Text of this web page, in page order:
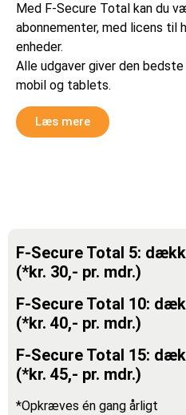
Med F-Secure Total kan du
abonnementer, med licens til
enheder.
Alle udgaver giver den
mobil og tablets.
Læs mere
F-Secure Total 5:
(*kr. 30,- pr. mdr.)
F-Secure Total 10:
(*kr. 40,- pr. mdr.)
F-Secure Total 15:
(*kr. 45,- pr. mdr.)
*Opkræves én gang årligt